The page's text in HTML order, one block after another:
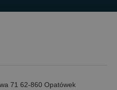
71 62-860 Opatówek